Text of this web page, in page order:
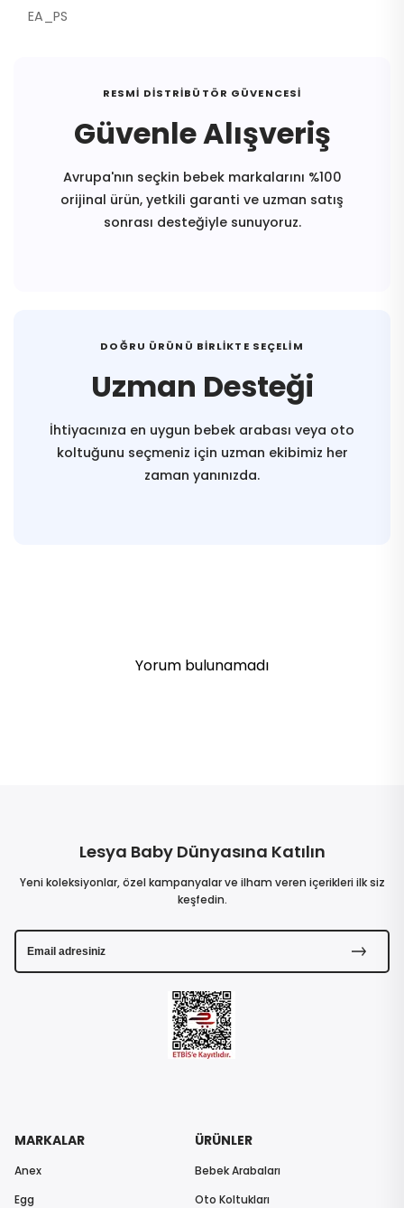
EA_PS
RESMI DISTRIBÜTÖR GÜVENCESI
Güvenle Alışveriş
Avrupa'nın seçkin bebek markalarını %100
orijinal ürün, yetkili garanti ve uzman satış
sonrası desteğiyle sunuyoruz.
DOĞRU ÜRÜNÜ BIRLIKTE SEÇELIM
Uzman Desteği
İhtiyacınıza en uygun bebek arabası veya oto
koltuğunu seçmeniz için uzman ekibimiz her
zaman yanınızda.
Yorum bulunamadı
MARKALAR
Anex
Egg
ÜRÜNLER
Bebek Arabaları
Oto Koltukları
Lesya Baby Dünyasına Katılın
Yeni koleksiyonlar, özel kampanyalar ve ilham veren içerikleri ilk siz
keşfedin.